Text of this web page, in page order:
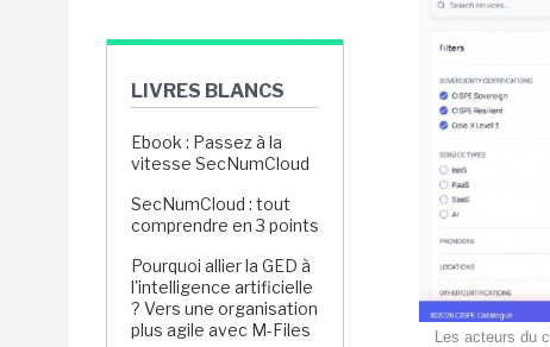
LIVRES BLANCS
Ebook : Passez à la
vitesse SecNumCloud
SecNumCloud : tout
comprendre en 3 points
Pourquoi allier la GED à
l'intelligence artificielle
? Vers une organisation
plus agile avec M-Files
Les acteurs du